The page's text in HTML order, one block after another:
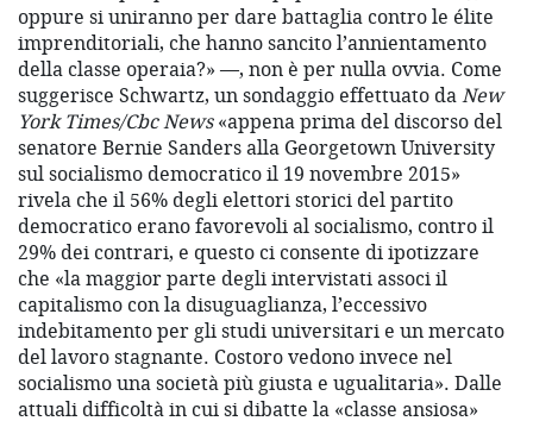
oppure si uniranno per dare battaglia contro le élite
imprenditoriali, che hanno sancito l’annientamento
della classe operaia?» —, non è per nulla ovvia. Come
suggerisce Schwartz, un sondaggio effettuato daNew
York Times/Cbc News«appena prima del discorso del
senatore Bernie Sanders alla Georgetown University
sul socialismo democratico il 19 novembre 2015»
rivela che il 56% degli elettori storici del partito
democratico erano favorevoli al socialismo, contro il
29% dei contrari, e questo ci consente di ipotizzare
che «la maggior parte degli intervistati associ il
capitalismo con la disuguaglianza, l’eccessivo
indebitamento per gli studi universitari e un mercato
del lavoro stagnante. Costoro vedono invece nel
socialismo una società più giusta e ugualitaria». Dalle
attuali difficoltà in cui si dibatte la «classe ansiosa»